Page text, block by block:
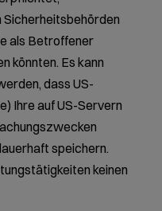
als Betroffener
könnten. Es kann
dass US-
Ihre auf US-Servern
speichern.
keinen